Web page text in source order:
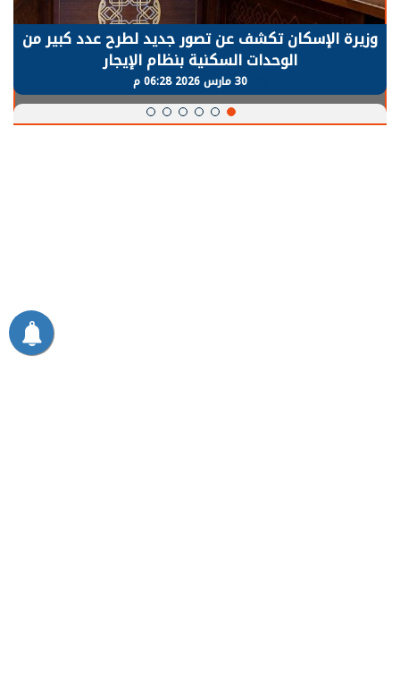
وزيرة الإسكان تكشف عن تصور جديد لطرح عدد كبير من
الوحدات السكنية بنظام الإيجار